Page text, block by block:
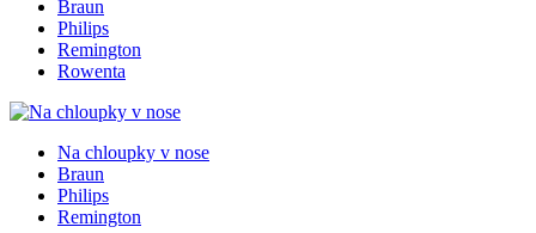
Braun
Philips
Remington
Rowenta
Na chloupky v nose
Braun
Philips
Remington